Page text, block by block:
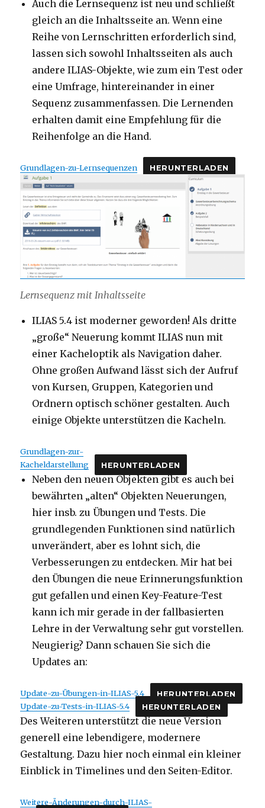
Auch die Lernsequenz ist neu und schließt
gleich an die Inhaltsseite an. Wenn eine
Reihe von Lernschritten erforderlich sind,
lassen sich sowohl Inhaltsseiten als auch
andere ILIAS-Objekte, wie zum ein Test oder
eine Umfrage, hintereinander in einer
Sequenz zusammenfassen. Die Lernenden
erhalten damit eine Empfehlung für die
Reihenfolge an die Hand.
Grundlagen-zu-Lernsequenzen HERUNTERLADEN
Lernsequenz mit Inhaltsseite
ILIAS 5.4 ist moderner geworden! Als dritte
„große“ Neuerung kommt ILIAS nun mit
einer Kacheloptik als Navigation daher.
Ohne großen Aufwand lässt sich der Aufruf
von Kursen, Gruppen, Kategorien und
Ordnern optisch schöner gestalten. Auch
einige Objekte unterstützen die Kacheln.
Grundlagen-zur-
Kacheldarstellung
HERUNTERLADEN
Neben den neuen Objekten gibt es auch bei
bewährten „alten“ Objekten Neuerungen,
hier insb. zu Übungen und Tests. Die
grundlegenden Funktionen sind natürlich
unverändert, aber es lohnt sich, die
Verbesserungen zu entdecken. Mir hat bei
den Übungen die neue Erinnerungsfunktion
gut gefallen und einen Key-Feature-Test
kann ich mir gerade in der fallbasierten
Lehre in der Verwaltung sehr gut vorstellen.
Neugierig? Dann schauen Sie sich die
Updates an:
Update-zu-Übungen-in-ILIAS-5.4 HERUNTERLADEN
Update-zu-Tests-in-ILIAS-5.4 HERUNTERLADEN
Des Weiteren unterstützt die neue Version
generell eine lebendigere, modernere
Gestaltung. Dazu hier noch einmal ein kleiner
Einblick in Timelines und den Seiten-Editor.
Weitere-Änderungen-durch-ILIAS-